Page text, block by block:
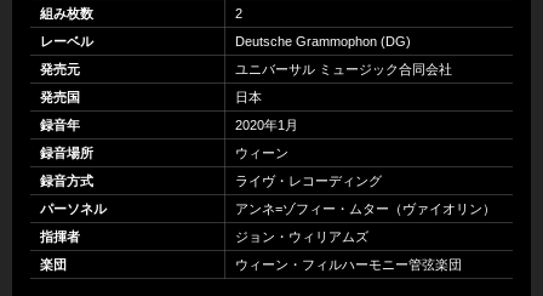
組み枚数
2
レーベル
Deutsche Grammophon (DG)
発売元
ユニバーサル ミュージック合同会社
発売国
日本
録音年
2020年1月
録音場所
ウィーン
録音方式
ライヴ・レコーディング
パーソネル
アンネ=ゾフィー・ムター（ヴァイオリン）
指揮者
ジョン・ウィリアムズ
楽団
ウィーン・フィルハーモニー管弦楽団